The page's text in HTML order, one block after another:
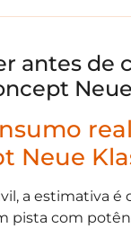
antes de
Neue
a estimativa é
pista com